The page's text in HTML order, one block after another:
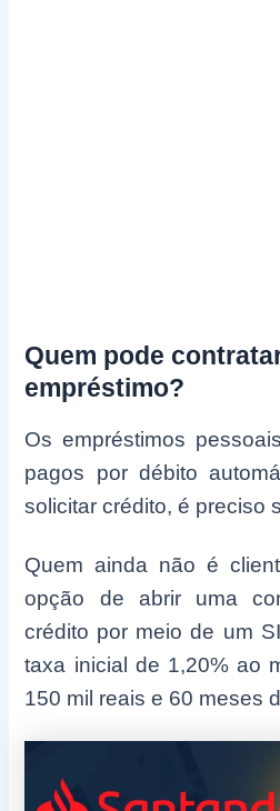
Quem pode
empréstimo?
Os empréstimos
pagos por débito
solicitar crédito, é preciso
Quem ainda não é
opção de abrir uma
crédito por meio de um
taxa inicial de 1,20% ao
150 mil reais e 60 meses